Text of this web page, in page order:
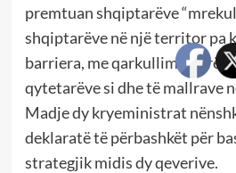
premtuan shqiptarëve
shqiptarëve në një territor pa
barriera, me qarkullim të lirë
qytetarëve si dhe të mallrave
Madje dy kryeministrat
deklaratë të përbashkët për
strategjik midis dy qeverive.